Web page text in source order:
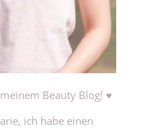
Beauty Blog! ♥
ich habe einen